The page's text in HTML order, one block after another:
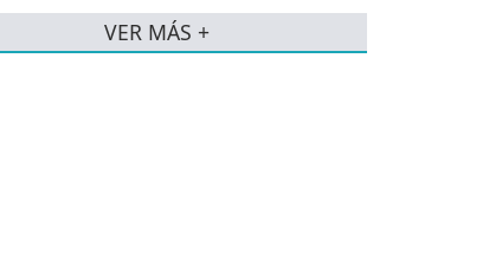
VER MÁS +